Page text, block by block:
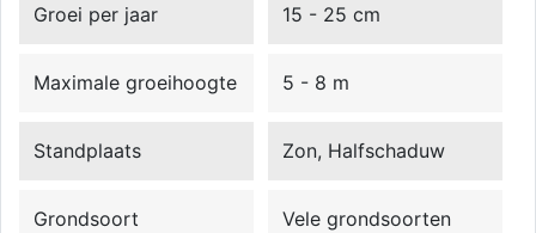
Groei per jaar 15 - 25 cm
Maximale groeihoogte 5 - 8 m
Standplaats Zon, Halfschaduw
Grondsoort
Vele grondsoorten